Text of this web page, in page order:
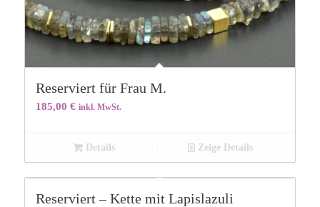
Reserviert für Frau M.
185,00 € inkl. MwSt.
Details Zeige Details
Reserviert – Kette mit Lapislazuli